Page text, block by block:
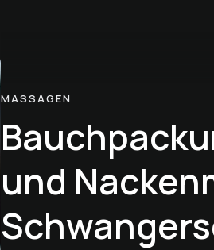
MASSAGEN
und